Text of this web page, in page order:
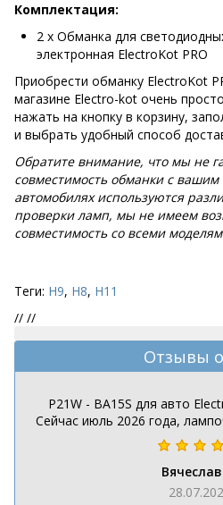
Комплектация:
2 х Обманка для
электронная ElectroKot PRO
Приобрести обманку ElectroKot
магазине Electro-kot очень
нажать на кнопку в корзину,
и выбрать удобный способ
Обратите внимание, что мы не
совместимость обманки с
автомобилях используются
проверки ламп, мы не имеем
совместимость со всеми
Теги: H9, H8, H11
// //
Отзывы
P21W - BA15S для авто
Сейчас июль 2026 года,